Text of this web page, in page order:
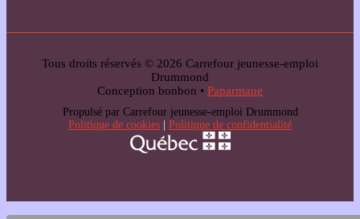
Tous droits réservés © 2026 Carrefour jeunesse-emploi
Drummond
Conception bonbon • Paparmane
Propulsé par Carrefour jeunesse-emploi Drummond
Politique de cookies
Politique de confidentialité